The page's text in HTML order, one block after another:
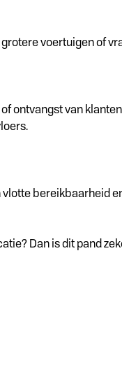
voertuigen of
ontvangst van
vlotte
Dan is dit pand